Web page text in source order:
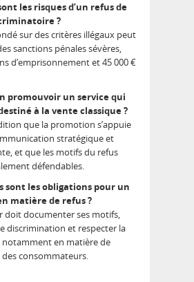
les risques d’un refus de
?
sur des critères illégaux peut
sanctions pénales sévères,
d’emprisonnement et 45 000 €
promouvoir un service qui
à la vente classique ?
que la promotion s’appuie
stratégique et
et que les motifs du refus
défendables.
sont les obligations pour un
matière de refus ?
doit documenter ses motifs,
discrimination et respecter la
notamment en matière de
consommateurs.